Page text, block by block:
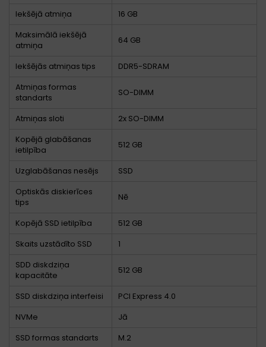
Iekšējā atmiņa
16 GB
Maksimālā iekšējā
atmiņa
64 GB
Iekšējās atmiņas tips
DDR5-SDRAM
Atmiņas formas
standarts
SO-DIMM
Atmiņas sloti
2x SO-DIMM
Kopējā glabāšanas
ietilpība
512 GB
Uzglabāšanas nesējs
SSD
Optiskās diskierīces
tips
Nē
Kopējā SSD ietilpība
512 GB
Skaits uzstādīto SSD
1
SDD diskdziņa
kapacitāte
512 GB
SSD diskdziņa interfeisi
PCI Express 4.0
NVMe
Jā
SSD formas standarts
M.2